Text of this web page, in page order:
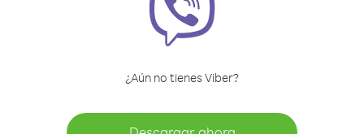
¿Aún no tienes Viber?